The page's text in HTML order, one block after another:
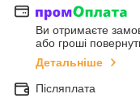
Ви отримаєте
або гроші
Детальніше
Післяплата